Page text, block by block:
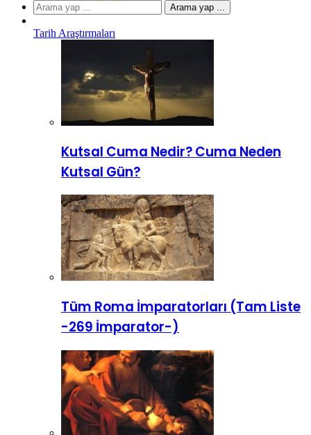
Arama yap ...
Tarih Araştırmaları
Kutsal Cuma Nedir? Cuma Neden
Kutsal Gün?
Tüm Roma İmparatorları (Tam Liste
-269 İmparator-)